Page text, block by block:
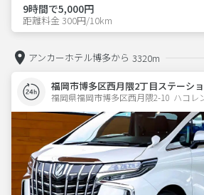
9時間で5,000円
距離料金 300円/10km
アンカーホテル博多から 3320m
福岡市博多区西月隈2丁目ステーシ
福岡県福岡市博多区西月隈2-10  ハコレ